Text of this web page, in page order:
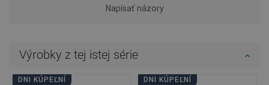
Napísať názory
Výrobky z tej istej série
DNI KÚPEĽNÍ DNI KÚPEĽNÍ